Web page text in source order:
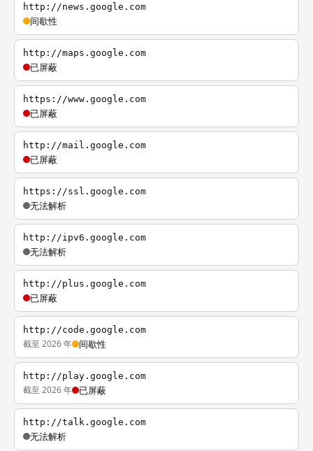
http://news.google.com
间歇性
http://maps.google.com
已屏蔽
https://www.google.com
已屏蔽
http://mail.google.com
已屏蔽
https://ssl.google.com
无法解析
http://ipv6.google.com
无法解析
http://plus.google.com
已屏蔽
http://code.google.com
截至 2026 年 间歇性
http://play.google.com
截至 2026 年 已屏蔽
http://talk.google.com
无法解析